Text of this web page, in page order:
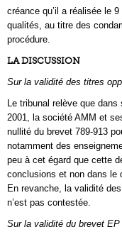
créance qu’il a réalisée le
qualités, au titre des
procédure.
LA DISCUSSION
Sur la validité des titres
Le tribunal relève que
2001, la société AMM et
nullité du brevet 789-913
notamment des
peu à cet égard que cette
conclusions et non dans le
En revanche, la validité
n’est pas contestée.
Sur la validité du brevet EP